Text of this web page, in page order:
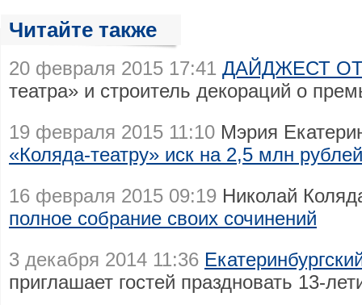
Читайте также
20 февраля 2015 17:41 ДАЙДЖЕСТ
театра» и строитель декораций о
19 февраля 2015 11:10 Мэрия
«Коляда-театру» иск на 2,5 млн рублей
16 февраля 2015 09:19 Николай
полное собрание своих сочинений
3 декабря 2014 11:36
приглашает гостей праздновать 13-